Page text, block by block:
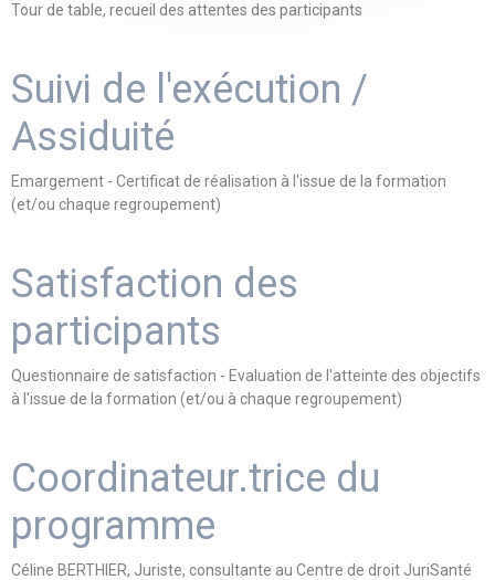
Tour de table, recueil des attentes des participants
Suivi de l'exécution /
Assiduité
Emargement - Certificat de réalisation à l'issue de la formation
(et/ou chaque regroupement)
Satisfaction des
participants
Questionnaire de satisfaction - Evaluation de l'atteinte des objectifs
à l'issue de la formation (et/ou à chaque regroupement)
Coordinateur.trice du
programme
Céline BERTHIER, Juriste, consultante au Centre de droit JuriSanté